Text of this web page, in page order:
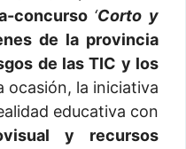
concurso ‘Corto y
de la provincia
de las TIC y los
ocasión, la iniciativa
educativa con
y recursos